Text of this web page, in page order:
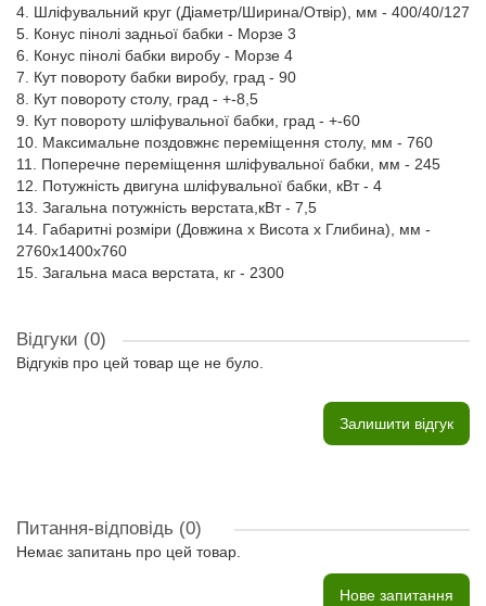
4. Шліфувальний круг (Діаметр/Ширина/Отвір), мм - 400/40/127
5. Конус пінолі задньої бабки - Морзе 3
6. Конус пінолі бабки виробу - Морзе 4
7. Кут повороту бабки виробу, град - 90
8. Кут повороту столу, град - +-8,5
9. Кут повороту шліфувальної бабки, град - +-60
10. Максимальне поздовжнє переміщення столу, мм - 760
11. Поперечне переміщення шліфувальної бабки, мм - 245
12. Потужність двигуна шліфувальної бабки, кВт - 4
13. Загальна потужність верстата,кВт - 7,5
14. Габаритні розміри (Довжина х Висота х Глибина), мм -
2760х1400х760
15. Загальна маса верстата, кг - 2300
Відгуки (0)
Відгуків про цей товар ще не було.
Залишити відгук
Питання-відповідь (0)
Немає запитань про цей товар.
Нове запитання